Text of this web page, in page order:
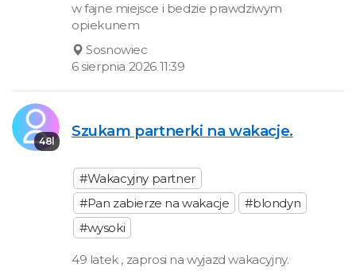
w fajne miejsce i bedzie prawdziwym
opiekunem
Sosnowiec
6 sierpnia 2026 11:39
48l
Szukam partnerki na wakacje.
#Wakacyjny partner
#Pan zabierze na wakacje
#blondyn
#wysoki
49 latek , zaprosi na wyjazd wakacyjny.